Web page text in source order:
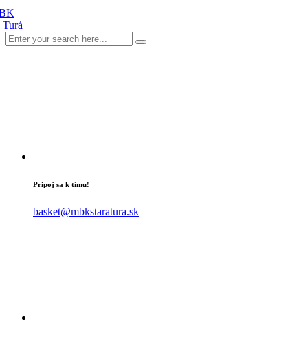
Pripoj sa k tímu!
basket@mbkstaratura.sk